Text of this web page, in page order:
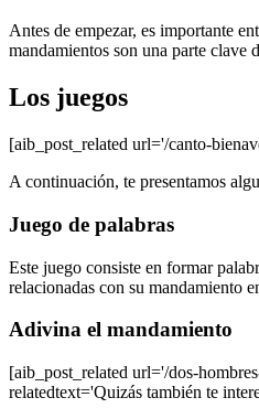
Antes de empezar, es importante
mandamientos son una parte
Los juegos
[aib_post_related url='/canto-
A continuación, te presentamos
Juego de palabras
Este juego consiste en formar
relacionadas con su mandamiento
Adivina el mandamiento
[aib_post_related url='/dos-
relatedtext='Quizás también te